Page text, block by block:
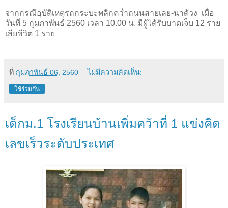
จากกรณีอุบัติเหตุรถกระบะพลิกคว่ำถนนสายเลย-นาด้วง เมื่อ
วันที่ 5 กุมภาพันธ์ 2560 เวลา 10.00 น. มีผู้ได้รับบาดเจ็บ 12 ราย
เสียชีวิต 1 ราย
ที่ กุมภาพันธ์ 06, 2560 ไม่มีความคิดเห็น:
ใช้ร่วมกัน
เด็กม.1 โรงเรียนบ้านเพิ่มคว้าที่ 1 แข่งคิด
เลขเร็วระดับประเทศ